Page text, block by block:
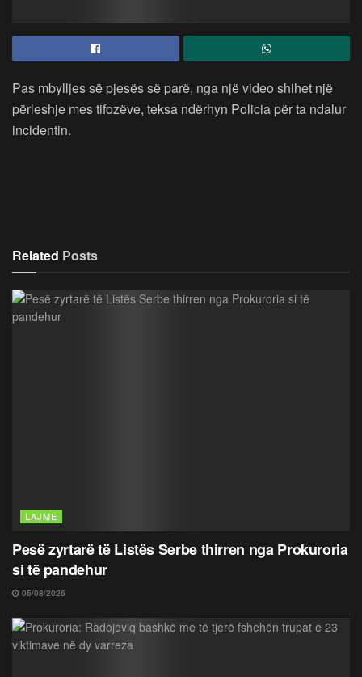
Pas mbylljes së pjesës së parë, nga një video shihet një
përleshje mes tifozëve, teksa ndërhyn Policia për ta ndalur
incidentin.
Related Posts
LAJME
Pesë zyrtarë të Listës Serbe thirren nga Prokuroria
si të pandehur
05/08/2026